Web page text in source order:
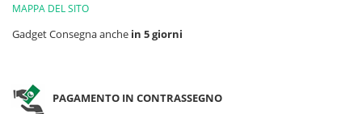
MAPPA DEL SITO
Gadget Consegna anche in 5 giorni
PAGAMENTO IN CONTRASSEGNO